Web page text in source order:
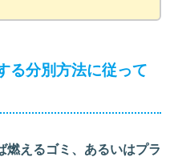
る分別方法に従って
燃えるゴミ、あるいはプラ